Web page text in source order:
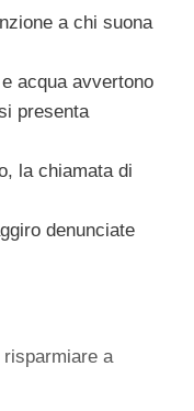
a chi suona
acqua avvertono
presenta
la chiamata di
denunciate
risparmiare a